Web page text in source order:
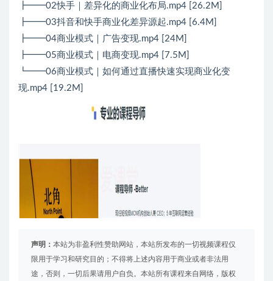
┣━━02快手｜差异化的商业化布局.mp4 [26.2M]
┣━━03抖音和快手商业化差异源起.mp4 [6.4M]
┣━━04商业模式｜广告变现.mp4 [24M]
┣━━05商业模式｜电商变现.mp4 [7.5M]
┗━━06商业模式｜如何通过直播快速实现商业化变
现.mp4 [19.2M]
声明： 本站为非盈利性赞助网站，本站所发布的一切视频课程仅
限用于学习和研究目的；不得将上述内容用于商业或者非法用
途，否则，一切后果请用户自负。本站所有课程来自网络，版权